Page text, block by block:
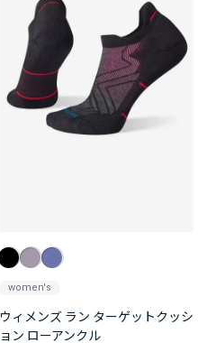
women's
ウィメンズ ラン ターゲットクッシ
ョン ローアンクル